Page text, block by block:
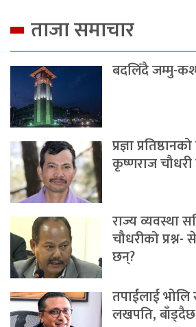
ताजा समाचार
बदलिँदै जम्मु-
प्रज्ञा
कृष्णराज चौधरी
राज्य व्यवस्था
चौधरीको
छन्?
तपाईंलाई
लखपति,